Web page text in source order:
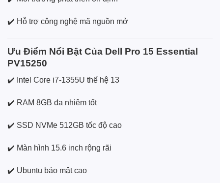
✔️ Hỗ trợ công nghệ mã nguồn mở
Ưu Điểm Nổi Bật Của Dell Pro 15 Essential
PV15250
✔️ Intel Core i7-1355U thế hệ 13
✔️ RAM 8GB đa nhiệm tốt
✔️ SSD NVMe 512GB tốc độ cao
✔️ Màn hình 15.6 inch rộng rãi
✔️ Ubuntu bảo mật cao